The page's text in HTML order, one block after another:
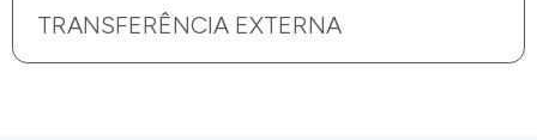
TRANSFERÊNCIA EXTERNA